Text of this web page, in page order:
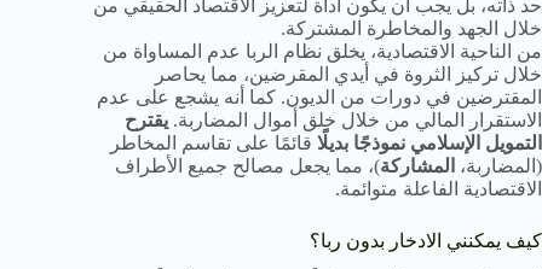
حد ذاته، بل يجب أن يكون أداة لتعزيز الاقتصاد الحقيقي من
خلال الجهد والمخاطرة المشتركة.
من الناحية الاقتصادية، يخلق نظام الربا عدم المساواة من
خلال تركيز الثروة في أيدي المقرضين، مما يحاصر
المقترضين في دورات من الديون. كما أنه يشجع على عدم
الاستقرار المالي من خلال خلق أموال المضاربة. يقترح
التمويل الإسلامي نموذجًا بديلًا قائمًا على تقاسم المخاطر
(المضاربة، المشاركة)، مما يجعل مصالح جميع الأطراف
الاقتصادية الفاعلة متوائمة.
كيف يمكنني الادخار بدون ربا؟